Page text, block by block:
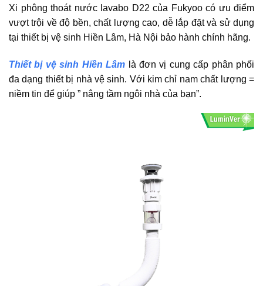
Xi phông thoát nước lavabo D22 của Fukyoo có ưu điểm
vượt trội về độ bền, chất lượng cao, dễ lắp đặt và sử dụng
tại thiết bị vệ sinh Hiền Lâm, Hà Nội bảo hành chính hãng.
Thiết bị vệ sinh Hiền Lâm là đơn vị cung cấp phân phối
đa dạng thiết bị nhà vệ sinh. Với kim chỉ nam chất lượng =
niềm tin để giúp ” nâng tầm ngôi nhà của bạn”.